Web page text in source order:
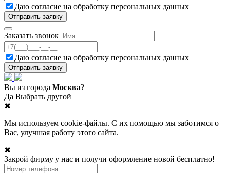
Даю согласие на обработку персональных данных
Заказать звонок
Даю согласие на обработку персональных данных
Вы из города Москва?
Да Выбрать другой
✖
Мы используем cookie-файлы. С их помощью мы заботимся о
Вас, улучшая работу этого сайта.
✖
Закрой фирму у нас и получи оформление новой бесплатно!